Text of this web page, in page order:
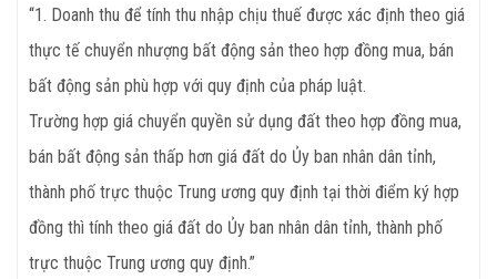
“1. Doanh thu để tính thu nhập chịu thuế được xác định theo giá
thực tế chuyển nhượng bất động sản theo hợp đồng mua, bán
bất động sản phù hợp với quy định của pháp luật.
Trường hợp giá chuyển quyền sử dụng đất theo hợp đồng mua,
bán bất động sản thấp hơn giá đất do Ủy ban nhân dân tỉnh,
thành phố trực thuộc Trung ương quy định tại thời điểm ký hợp
đồng thì tính theo giá đất do Ủy ban nhân dân tỉnh, thành phố
trực thuộc Trung ương quy định.”